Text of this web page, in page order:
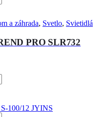
a záhrada, Svetlo, Svietidlá
PRO SLR732